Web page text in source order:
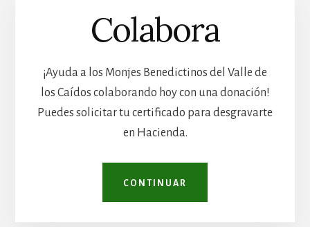
Colabora
¡Ayuda a los Monjes Benedictinos del Valle de
los Caídos colaborando hoy con una donación!
Puedes solicitar tu certificado para desgravarte
en Hacienda.
CONTINUAR